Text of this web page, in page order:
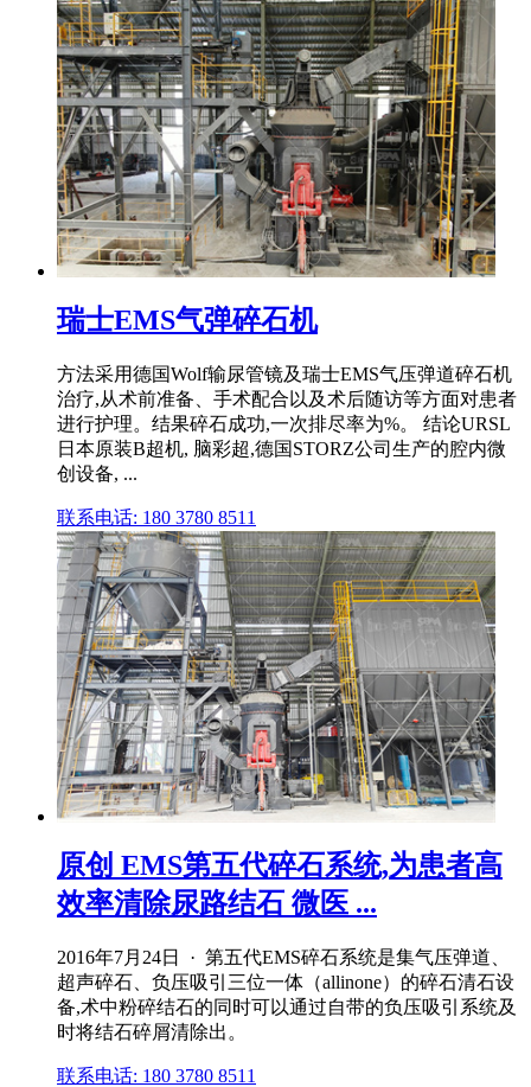
瑞士EMS气弹碎石机
方法采用德国Wolf输尿管镜及瑞士EMS气压弹道碎石机
治疗,从术前准备、手术配合以及术后随访等方面对患者
进行护理。结果碎石成功,一次排尽率为%。 结论URSL
日本原装B超机, 脑彩超,德国STORZ公司生产的腔内微
创设备, ...
联系电话: 180 3780 8511
原创 EMS第五代碎石系统,为患者高
效率清除尿路结石 微医 ...
2016年7月24日 · 第五代EMS碎石系统是集气压弹道、
超声碎石、负压吸引三位一体（allinone）的碎石清石设
备,术中粉碎结石的同时可以通过自带的负压吸引系统及
时将结石碎屑清除出。
联系电话: 180 3780 8511